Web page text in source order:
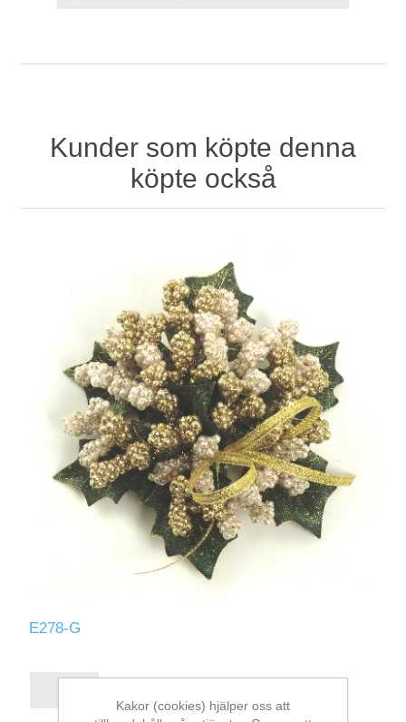
Kunder som köpte denna
köpte också
E278-G
Kakor (cookies) hjälper oss att